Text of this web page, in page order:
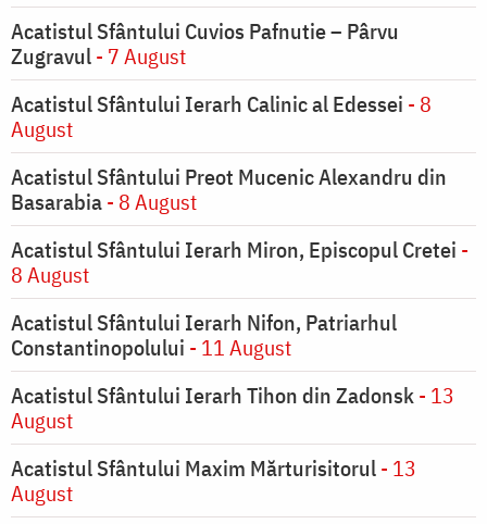
Acatistul Sfântului Cuvios Pafnutie – Pârvu
Zugravul- 7 August
Acatistul Sfântului Ierarh Calinic al Edessei - 8
August
Acatistul Sfântului Preot Mucenic Alexandru din
Basarabia- 8 August
Acatistul Sfântului Ierarh Miron, Episcopul Cretei -
8 August
Acatistul Sfântului Ierarh Nifon, Patriarhul
Constantinopolului - 11 August
Acatistul Sfântului Ierarh Tihon din Zadonsk- 13
August
Acatistul Sfântului Maxim Mărturisitorul- 13
August